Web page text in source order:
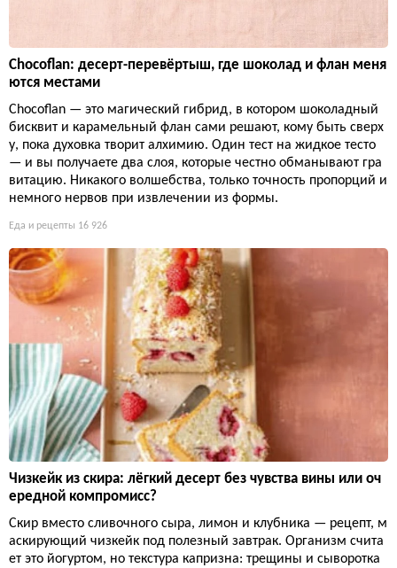
Chocoflan: десерт-перевёртыш, где шоколад и флан меня
ются местами
Chocoflan — это магический гибрид, в котором шоколадный
бисквит и карамельный флан сами решают, кому быть сверх
у, пока духовка творит алхимию. Один тест на жидкое тесто
— и вы получаете два слоя, которые честно обманывают гра
витацию. Никакого волшебства, только точность пропорций и
немного нервов при извлечении из формы.
Еда и рецепты 16 926
Чизкейк из скира: лёгкий десерт без чувства вины или оч
ередной компромисс?
Скир вместо сливочного сыра, лимон и клубника — рецепт, м
аскирующий чизкейк под полезный завтрак. Организм счита
ет это йогуртом, но текстура капризна: трещины и сыворотка